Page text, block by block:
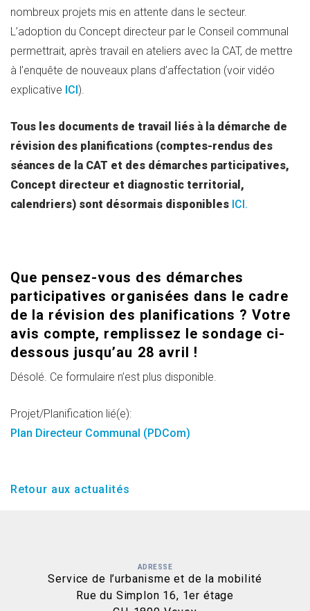
nombreux projets mis en attente dans le secteur.
L’adoption du Concept directeur par le Conseil communal
permettrait, après travail en ateliers avec la CAT, de mettre
à l’enquête de nouveaux plans d’affectation (voir vidéo
explicative ICI).
Tous les documents de travail liés à la démarche de
révision des planifications (comptes-rendus des
séances de la CAT et des démarches participatives,
Concept directeur et diagnostic territorial,
calendriers) sont désormais disponibles ICI.
Que pensez-vous des démarches
participatives organisées dans le cadre
de la révision des planifications ? Votre
avis compte, remplissez le sondage ci-
dessous jusqu’au 28 avril !
Désolé. Ce formulaire n’est plus disponible.
Projet/Planification lié(e):
Plan Directeur Communal (PDCom)
Retour aux actualités
ADRESSE
Service de l’urbanisme et de la mobilité
Rue du Simplon 16, 1er étage